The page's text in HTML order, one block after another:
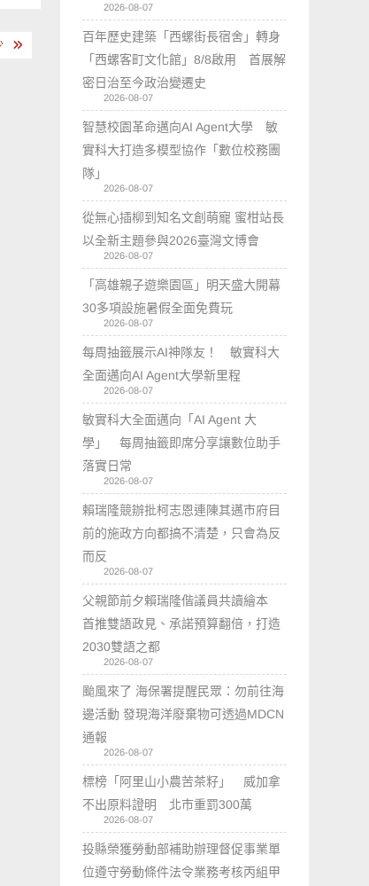
2026-08-07
百年歷史建築「西螺街長宿舍」轉身
「西螺客町文化館」8/8啟用 首展解
密日治至今政治變遷史
2026-08-07
智慧校園革命邁向AI Agent大學 敏
實科大打造多模型協作「數位校務團
隊」
2026-08-07
從無心插柳到知名文創萌寵 蜜柑站長
以全新主題參與2026臺灣文博會
2026-08-07
「高雄親子遊樂園區」明天盛大開幕
30多項設施暑假全面免費玩
2026-08-07
每周抽籤展示AI神隊友！ 敏實科大
全面邁向AI Agent大學新里程
2026-08-07
敏實科大全面邁向「AI Agent 大
學」 每周抽籤即席分享讓數位助手
落實日常
2026-08-07
賴瑞隆競辦批柯志恩連陳其邁市府目
前的施政方向都搞不清楚，只會為反
而反
2026-08-07
父親節前夕賴瑞隆偕議員共讀繪本
首推雙語政見、承諾預算翻倍，打造
2030雙語之都
2026-08-07
颱風來了 海保署提醒民眾：勿前往海
邊活動 發現海洋廢棄物可透過MDCN
通報
2026-08-07
標榜「阿里山小農苦茶籽」 威加拿
不出原料證明 北市重罰300萬
2026-08-07
投縣榮獲勞動部補助辦理督促事業單
位遵守勞動條件法令業務考核丙組甲